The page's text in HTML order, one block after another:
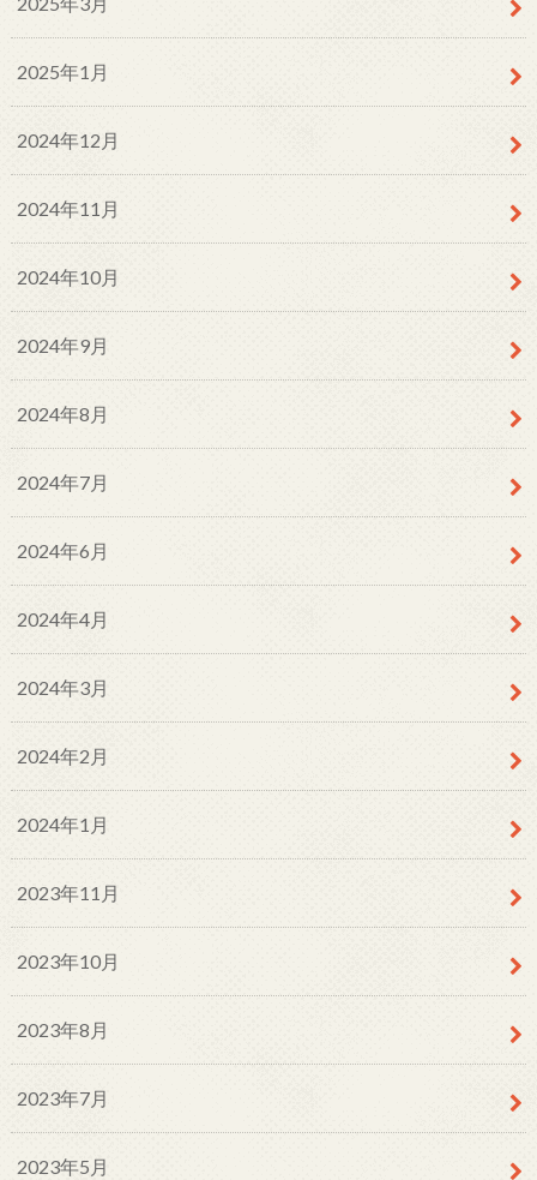
2025年1月
2024年12月
2024年11月
2024年10月
2024年9月
2024年8月
2024年7月
2024年6月
2024年4月
2024年3月
2024年2月
2024年1月
2023年11月
2023年10月
2023年8月
2023年7月
2023年5月